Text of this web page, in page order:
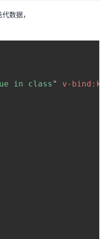
数据，
in class " v-bind: